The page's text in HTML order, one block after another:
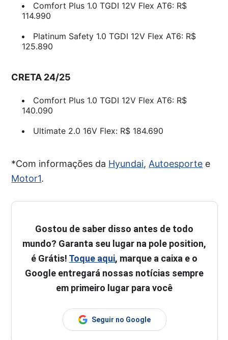
Comfort Plus 1.0 TGDI 12V Flex AT6: R$
114.990
Platinum Safety 1.0 TGDI 12V Flex AT6: R$
125.890
CRETA 24/25
Comfort Plus 1.0 TGDI 12V Flex AT6: R$
140.090
Ultimate 2.0 16V Flex: R$ 184.690
*Com informações da Hyundai,Autoesporte e
Motor1.
Gostou de saber disso antes de todo
mundo? Garanta seu lugar na pole position,
é Grátis! Toque aqui, marque a caixa e o
Google entregará nossas notícias sempre
em primeiro lugar para você
Seguir no Google